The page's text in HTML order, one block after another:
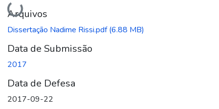
Carregando...
Arquivos
Dissertação Nadime Rissi.pdf(6.88 MB)
Data de Submissão
2017
Data de Defesa
2017-09-22